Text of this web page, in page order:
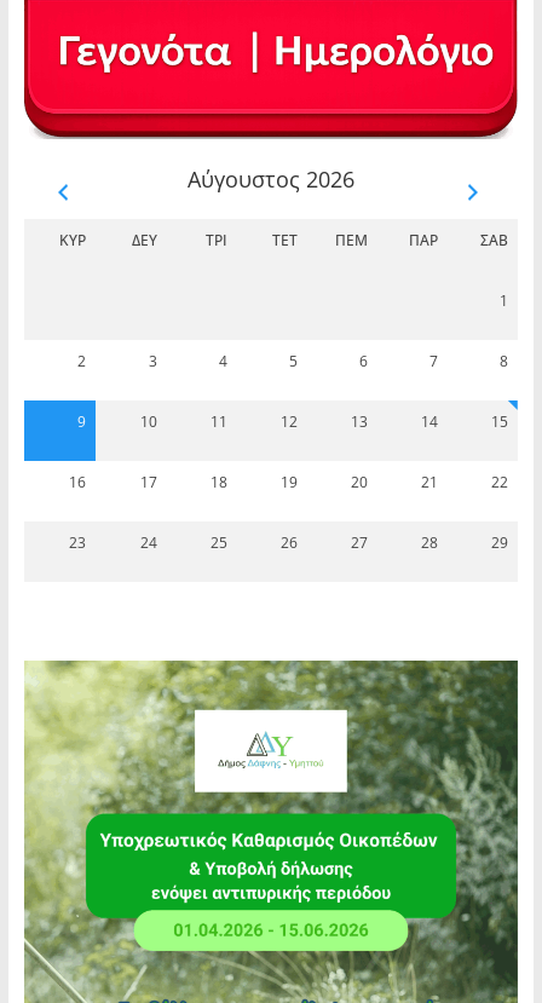
Αύγουστος 2026
ΚΥΡ ΔΕΥ ΤΡΊ ΤΕΤ ΠΈΜ ΠΑΡ ΣΆΒ
1
2 3 4 5 6 7 8
9 10 11 12 13 14 15
16 17 18 19 20 21 22
23 24 25 26 27 28 29